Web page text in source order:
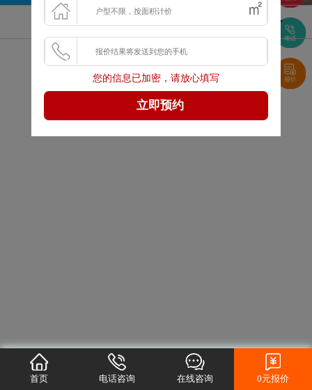
风格 面积 户型
浏览更多VR案例
首页 电话咨询 在线咨询 0元报价
您的信息已加密，请放心填写